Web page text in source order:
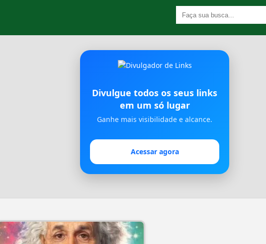
Divulgue todos os seus links
em um só lugar
Ganhe mais visibilidade e alcance.
Acessar agora